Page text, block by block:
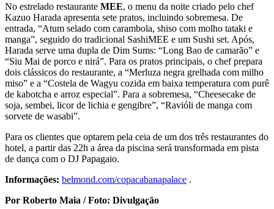
No estrelado restaurante MEE, o menu da noite criado pelo chef
Kazuo Harada apresenta sete pratos, incluindo sobremesa. De
entrada, “Atum selado com carambola, shiso com molho tataki e
manga”, seguido do tradicional SashiMEE e um Sushi set. Após,
Harada serve uma dupla de Dim Sums: “Long Bao de camarão” e
“Siu Mai de porco e nirá”. Para os pratos principais, o chef prepara
dois clássicos do restaurante, a “Merluza negra grelhada com milho
miso” e a “Costela de Wagyu cozida em baixa temperatura com purê
de kabotcha e arroz especial”. Para a sobremesa, “Cheesecake de
soja, sembei, licor de lichia e gengibre”, “Ravióli de manga com
sorvete de wasabi”.
Para os clientes que optarem pela ceia de um dos três restaurantes do
hotel, a partir das 22h a área da piscina será transformada em pista
de dança com o DJ Papagaio.
Informações: belmond.com/copacabanapalace .
Por Roberto Maia / Foto: Divulgação